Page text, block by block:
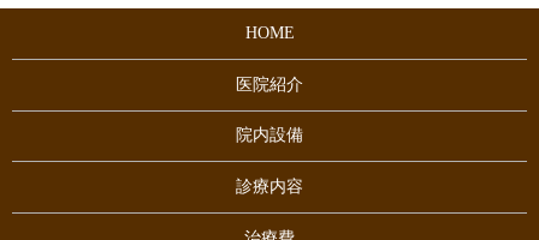
HOME
医院紹介
院内設備
診療内容